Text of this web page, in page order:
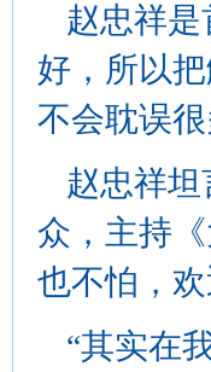
赵忠祥
好，所以
不会耽误
赵忠祥
众，主持
也不怕，欢
“其实在